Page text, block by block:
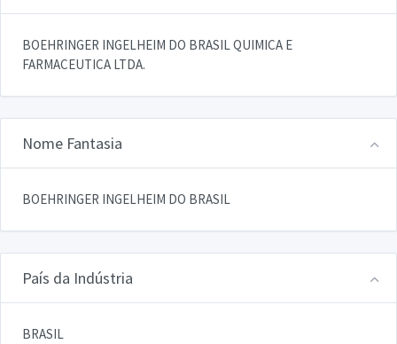
BOEHRINGER INGELHEIM DO BRASIL QUIMICA E
FARMACEUTICA LTDA.
Nome Fantasia
BOEHRINGER INGELHEIM DO BRASIL
País da Indústria
BRASIL